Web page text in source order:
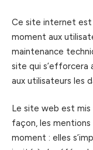
Ce site internet
moment aux
maintenance
site qui s’efforcera
aux utilisateurs les
Le site web est mis
façon, les
moment : elles